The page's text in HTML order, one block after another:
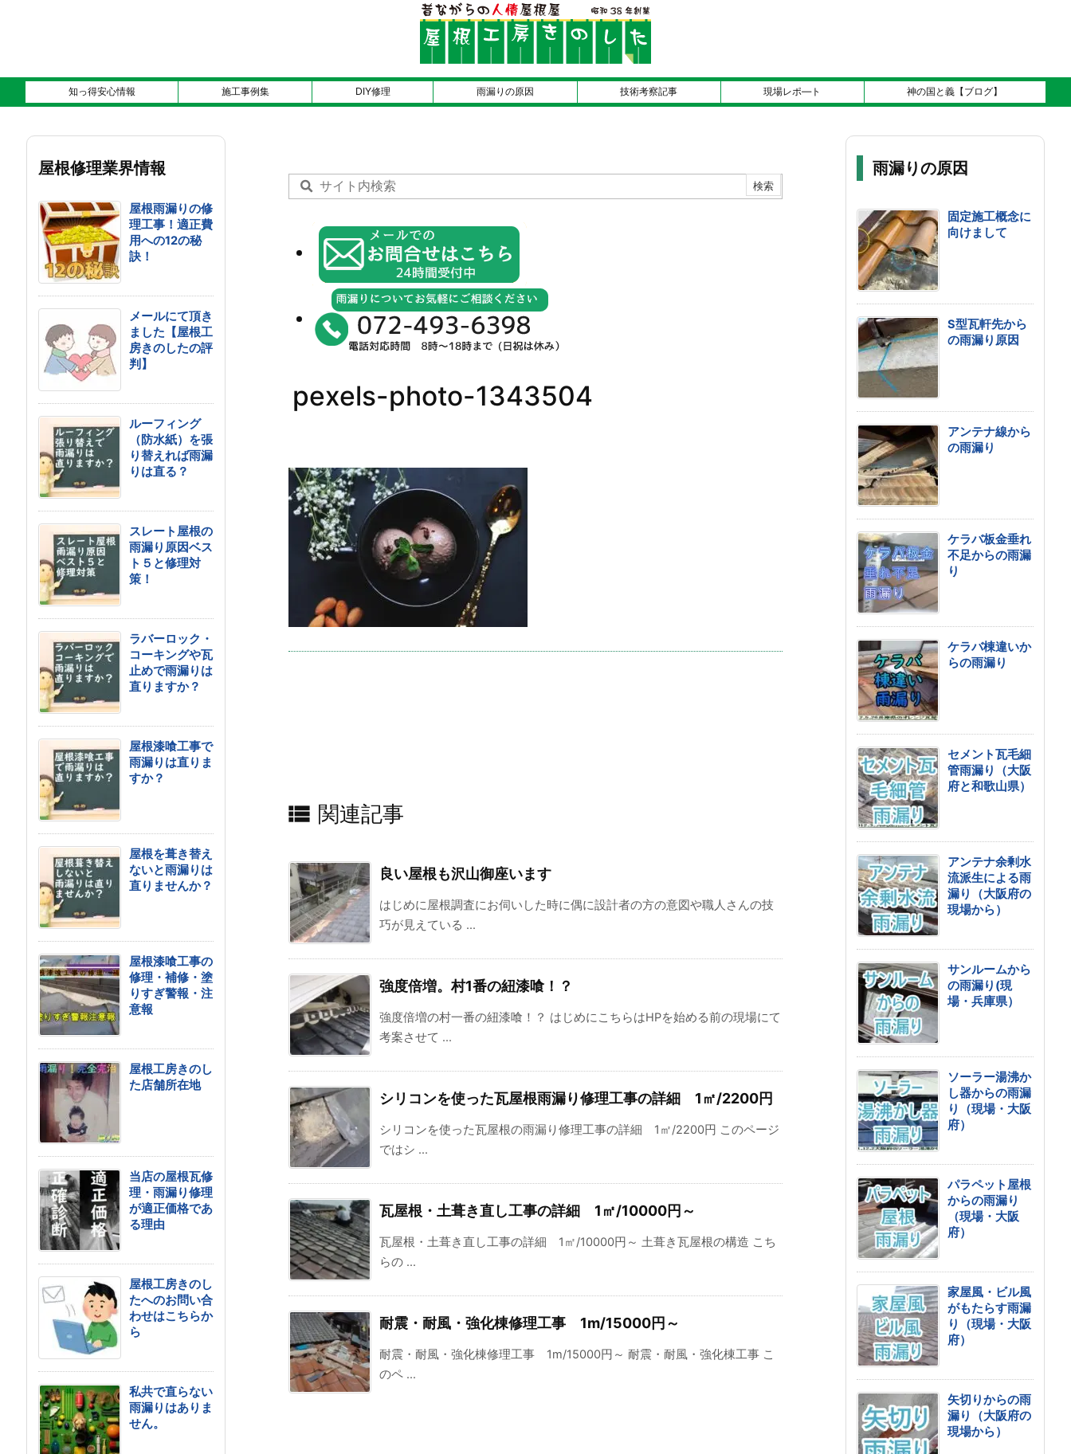
知っ得安心情報 施工事例集 DIY修理 雨漏りの原因 技術考察記事 現場レポ―ト 神の国と義【ブログ】
pexels-photo-1343504
 関連記事
良い屋根も沢山御座います
はじめに屋根調査にお伺いした時に偶に設計者の方の意図や職人さんの技
巧が見えている ...
強度倍増。村1番の紐漆喰！？
強度倍増の村一番の紐漆喰！？ はじめにこちらはHPを始める前の現場にて
考案させて ...
シリコンを使った瓦屋根雨漏り修理工事の詳細 1㎡/2200円
シリコンを使った瓦屋根の雨漏り修理工事の詳細 1㎡/2200円 このページ
ではシ ...
瓦屋根・土葺き直し工事の詳細 1㎡/10000円～
瓦屋根・土葺き直し工事の詳細 1㎡/10000円～ 土葺き瓦屋根の構造 こち
らの ...
耐震・耐風・強化棟修理工事 1m/15000円～
耐震・耐風・強化棟修理工事 1m/15000円～ 耐震・耐風・強化棟工事 こ
のペ ...
屋根修理業界情報
屋根雨漏りの修
理工事！適正費
用への12の秘
訣！
メールにて頂き
ました【屋根工
房きのしたの評
判】
ルーフィング
（防水紙）を張
り替えれば雨漏
りは直る？
スレート屋根の
雨漏り原因ベス
ト５と修理対
策！
ラバーロック・
コーキングや瓦
止めで雨漏りは
直りますか？
屋根漆喰工事で
雨漏りは直りま
すか？
屋根を葺き替え
ないと雨漏りは
直りませんか？
屋根漆喰工事の
修理・補修・塗
りすぎ警報・注
意報
屋根工房きのし
た店舗所在地
当店の屋根瓦修
理・雨漏り修理
が適正価格であ
る理由
屋根工房きのし
たへのお問い合
わせはこちらか
ら
私共で直らない
雨漏りはありま
せん。
雨漏りの原因
固定施工概念に
向けまして
S型瓦軒先から
の雨漏り原因
アンテナ線から
の雨漏り
ケラバ板金垂れ
不足からの雨漏
り
ケラバ棟違いか
らの雨漏り
セメント瓦毛細
管雨漏り（大阪
府と和歌山県）
アンテナ余剰水
流派生による雨
漏り（大阪府の
現場から）
サンルームから
の雨漏り(現
場・兵庫県）
ソーラー湯沸か
し器からの雨漏
り（現場・大阪
府）
パラペット屋根
からの雨漏り
（現場・大阪
府）
家屋風・ビル風
がもたらす雨漏
り（現場・大阪
府）
矢切りからの雨
漏り（大阪府の
現場から）